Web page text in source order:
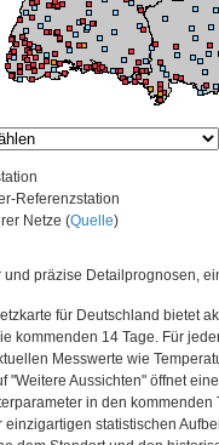
Referenzstation
Netze (Quelle)
und präzise Detailprognosen,
für Deutschland bietet
kommenden 14 Tage. Für
Messwerte wie
"Weitere Aussichten" öffnet
in den kommenden
einzigartigen statistischen